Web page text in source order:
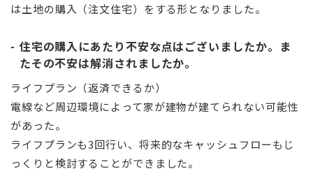
は土地の購入（注文住宅）をする形となりました。
住宅の購入にあたり不安な点はございましたか。ま
たその不安は解消されましたか。
ライフプラン（返済できるか）
電線など周辺環境によって家が建物が建てられない可能性
があった。
ライフプランも3回行い、将来的なキャッシュフローもじ
っくりと検討することができました。